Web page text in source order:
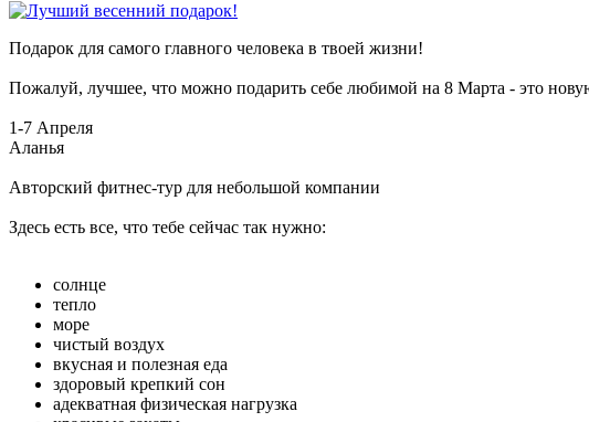
Подарок для самого главного человека в твоей жизни!
Пожалуй, лучшее, что можно подарить себе любимой на 8 Марта - это
1-7 Апреля
Аланья
Авторский фитнес-тур для небольшой компании
Здесь есть все, что тебе сейчас так нужно:
солнце
тепло
море
чистый воздух
вкусная и полезная еда
здоровый крепкий сон
адекватная физическая нагрузка